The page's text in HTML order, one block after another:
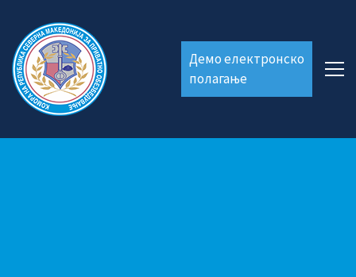
Демо електронско
полагање